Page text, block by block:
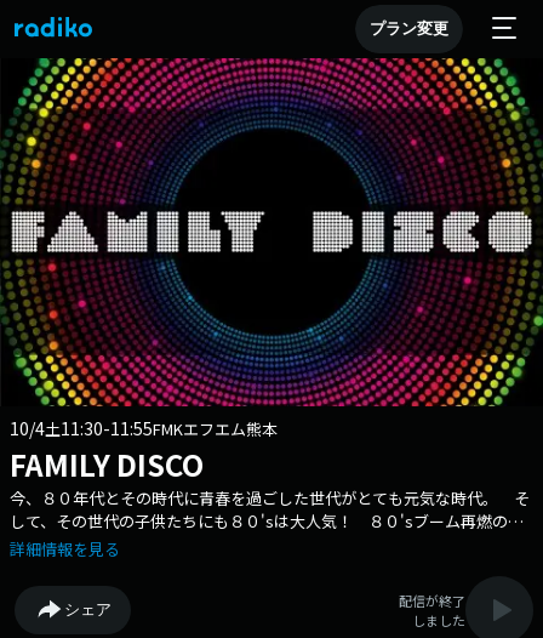
プラン変更
10/4土11:30-11:55FMKエフエム熊本
FAMILY DISCO
今、８０年代とその時代に青春を過ごした世代がとても元気な時代。 そ
して、その世代の子供たちにも８０'sは大人気！ ８０'sブーム再燃の
中、ディスコ音楽とダンスの魅力をお届けしていきます。 番組Webサ
ム：https://form.audee.jp/familydisco/message
詳細情報を見る
シェア
配信が終了
しました